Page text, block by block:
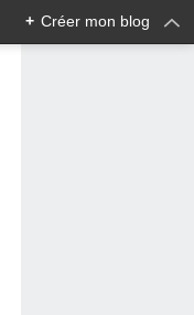
+ Créer mon blog